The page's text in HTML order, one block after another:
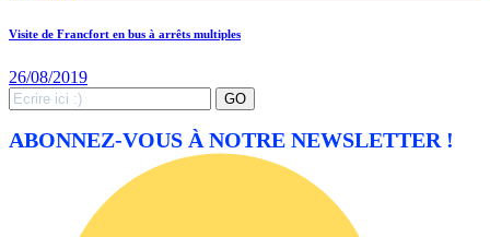
Visite de Francfort en bus à arrêts multiples
26/08/2019
Search
for:
GO
ABONNEZ-VOUS À NOTRE NEWSLETTER !